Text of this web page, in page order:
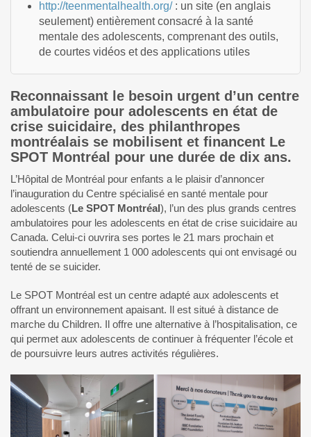
http://teenmentalhealth.org/: un site (en anglais
seulement) entièrement consacré à la santé
mentale des adolescents, comprenant des outils,
de courtes vidéos et des applications utiles
Reconnaissant le besoin urgent d’un centre
ambulatoire pour adolescents en état de
crise suicidaire, des philanthropes
montréalais se mobilisent et financent Le
SPOT Montréal pour une durée de dix ans.
L’Hôpital de Montréal pour enfants a le plaisir d’annoncer
l’inauguration du Centre spécialisé en santé mentale pour
adolescents (Le SPOT Montréal), l’un des plus grands centres
ambulatoires pour les adolescents en état de crise suicidaire au
Canada. Celui-ci ouvrira ses portes le 21 mars prochain et
soutiendra annuellement 1 000 adolescents qui ont envisagé ou
tenté de se suicider.
Le SPOT Montréal est un centre adapté aux adolescents et
offrant un environnement apaisant. Il est situé à distance de
marche du Children. Il offre une alternative à l’hospitalisation, ce
qui permet aux adolescents de continuer à fréquenter l’école et
de poursuivre leurs autres activités régulières.